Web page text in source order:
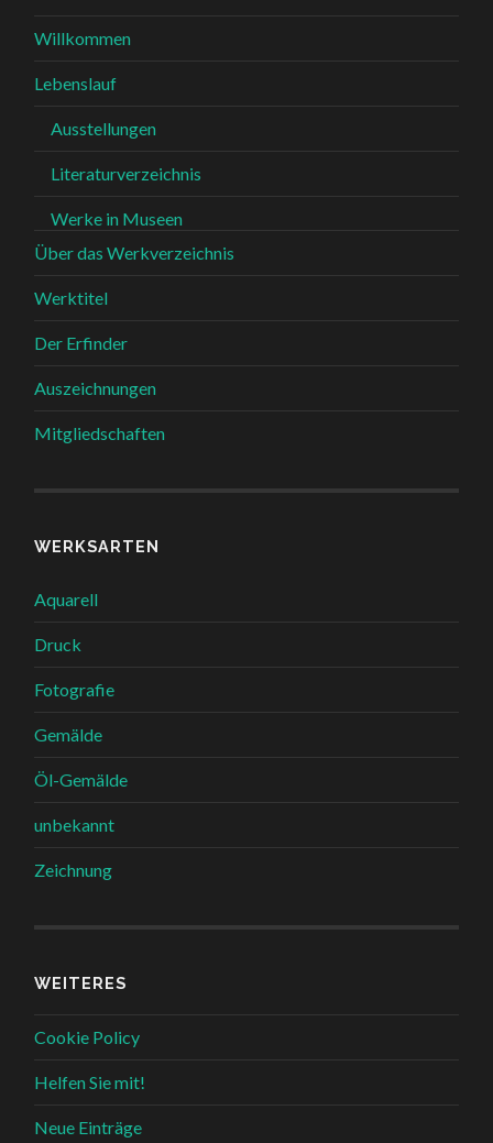
Willkommen
Lebenslauf
Ausstellungen
Literaturverzeichnis
Werke in Museen
Über das Werkverzeichnis
Werktitel
Der Erfinder
Auszeichnungen
Mitgliedschaften
WERKSARTEN
Aquarell
Druck
Fotografie
Gemälde
Öl-Gemälde
unbekannt
Zeichnung
WEITERES
Cookie Policy
Helfen Sie mit!
Neue Einträge